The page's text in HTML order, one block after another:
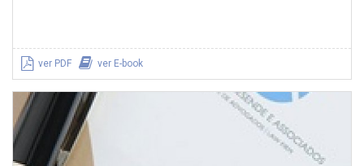
ver PDF ver E-book